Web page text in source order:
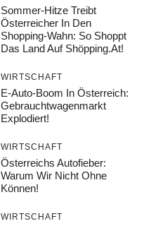
Sommer-Hitze Treibt
Österreicher In Den
Shopping-Wahn: So Shoppt
Das Land Auf Shöpping.at!
WIRTSCHAFT
E-Auto-Boom In Österreich:
Gebrauchtwagenmarkt
Explodiert!
WIRTSCHAFT
Österreichs Autofieber:
Warum Wir Nicht Ohne
Können!
WIRTSCHAFT